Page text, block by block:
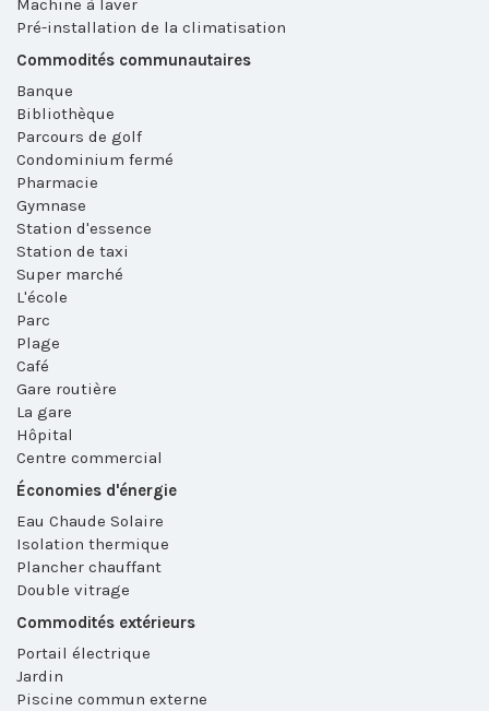
Machine à laver
Pré-installation de la climatisation
Commodités communautaires
Banque
Bibliothèque
Parcours de golf
Condominium fermé
Pharmacie
Gymnase
Station d'essence
Station de taxi
Super marché
L'école
Parc
Plage
Café
Gare routière
La gare
Hôpital
Centre commercial
Économies d'énergie
Eau Chaude Solaire
Isolation thermique
Plancher chauffant
Double vitrage
Commodités extérieurs
Portail électrique
Jardin
Piscine commun externe